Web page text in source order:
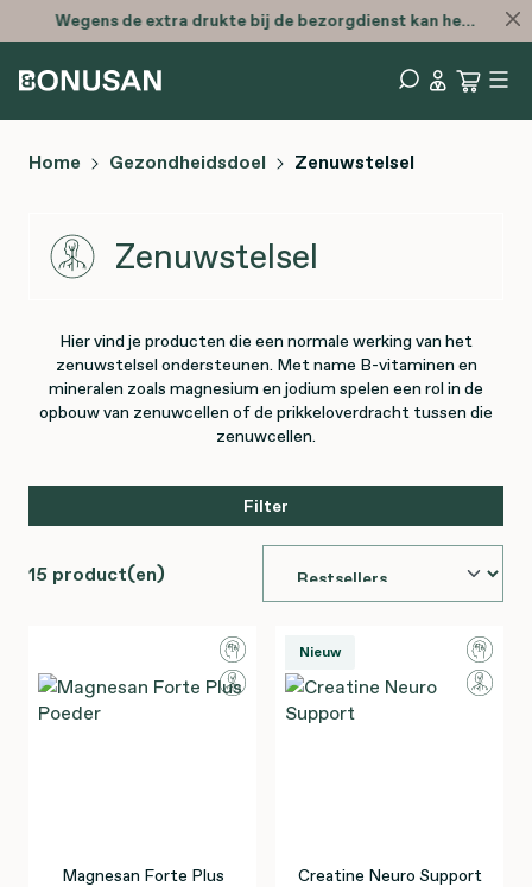
Wegens de extra drukte bij de bezorgdienst kan het zijn dat je bestelling later is
Home Gezondheidsdoel Zenuwstelsel
Zenuwstelsel
Hier vind je producten die een normale werking van het
zenuwstelsel ondersteunen. Met name B-vitaminen en
mineralen zoals magnesium en jodium spelen een rol in de
opbouw van zenuwcellen of de prikkeloverdracht tussen die
zenuwcellen.
Filter
15 product(en)
Magnesan Forte Plus
Nieuw
Creatine Neuro Support